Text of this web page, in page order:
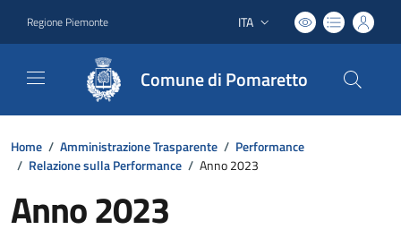
Regione Piemonte Lingua attiva:
ITA
Comune di Pomaretto
Home / Amministrazione Trasparente / Performance
/ Relazione sulla Performance / Anno 2023
Anno 2023